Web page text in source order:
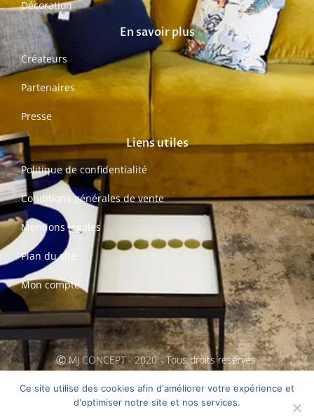
Décoration
En savoir plus
Créateurs
Partenaires
Presse
Liens utiles
Politique de confidentialité
Conditions générales de vente
Mentions légales
Plan du site
Mon compte
Ⓒ MJ CONCEPT - 2020 - Tous droits réservés.
Création MarCom'Conseils
Ce site utilise des cookies afin d'améliorer votre expérience et
d'optimiser notre site et nos services.